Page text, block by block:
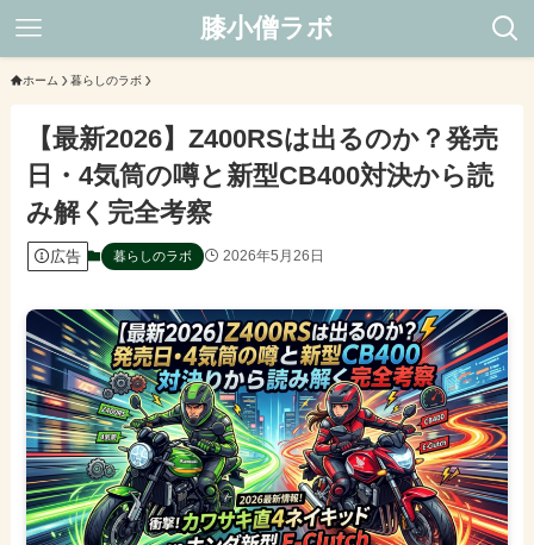
膝小僧ラボ
ホーム 暮らしのラボ
【最新2026】Z400RSは出るのか？発売
日・4気筒の噂と新型CB400対決から読
み解く完全考察
広告 暮らしのラボ 2026年5月26日